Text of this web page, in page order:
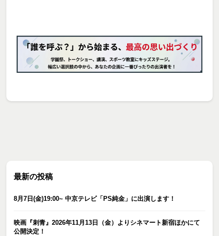
最新の投稿
8月7日(金)19:00~ 中京テレビ「PS純金」に出演します！
映画『刺青』2026年11月13日（金）よりシネマート新宿ほかにて
公開決定！